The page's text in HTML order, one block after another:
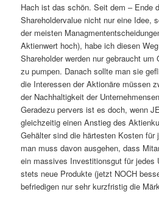
Hach ist das schön. Seit dem – Ende
Shareholdervalue nicht nur eine Idee,
der meisten
Aktienwert hoch), habe ich diesen
Shareholder werden nur gebraucht um
zu pumpen. Danach sollte man sie
die Interessen der Aktionäre müssen
der Nachhaltigkeit der
Geradezu pervers ist es doch, wenn
gleichzeitig einen Anstieg des
Gehälter sind die härtesten Kosten für
man muss davon ausgehen, dass
ein massives Investitionsgut für jedes
stets neue Produkte (jetzt NOCH
befriedigen nur sehr kurzfristig die